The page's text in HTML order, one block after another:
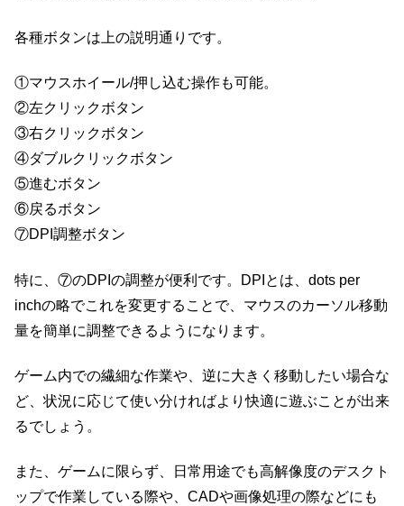
各種ボタンは上の説明通りです。
①マウスホイール/押し込む操作も可能。
②左クリックボタン
③右クリックボタン
④ダブルクリックボタン
⑤進むボタン
⑥戻るボタン
⑦DPI調整ボタン
特に、⑦のDPIの調整が便利です。DPIとは、dots per
inchの略でこれを変更することで、マウスのカーソル移動
量を簡単に調整できるようになります。
ゲーム内での繊細な作業や、逆に大きく移動したい場合な
ど、状況に応じて使い分ければより快適に遊ぶことが出来
るでしょう。
また、ゲームに限らず、日常用途でも高解像度のデスクト
ップで作業している際や、CADや画像処理の際などにも